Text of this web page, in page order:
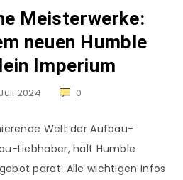
Meisterwerke:
neuen Humble
Imperium
2024 0
Welt der Aufbau-
Liebhaber, hält Humble
parat. Alle wichtigen Infos